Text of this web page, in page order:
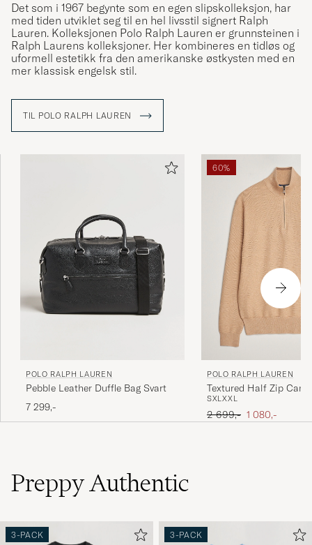
Det som i 1967 begynte som en egen slipskolleksjon, har
med tiden utviklet seg til en hel livsstil signert Ralph
Lauren. Kolleksjonen Polo Ralph Lauren er grunnsteinen i
Ralph Laurens kolleksjoner. Her kombineres en tidløs og
uformell estetikk fra den amerikanske østkysten med en
mer klassisk engelsk stil.
TIL POLO RALPH LAUREN
POLO RALPH LAUREN
Pebble Leather Duffle Bag Svart
7 299,-
60%
POLO RALPH LAUREN
Textured Half Zip
SXLXXL
Ordinær pris
2 699,- Nedsatt pris
1 080,-
Preppy Authentic
3-PACK 3-PACK